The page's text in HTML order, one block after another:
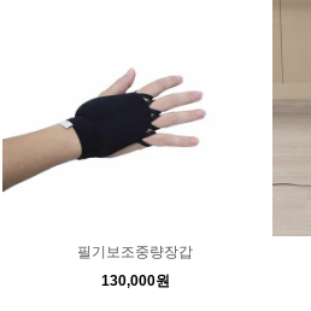
필기보조중량장갑
130,000원